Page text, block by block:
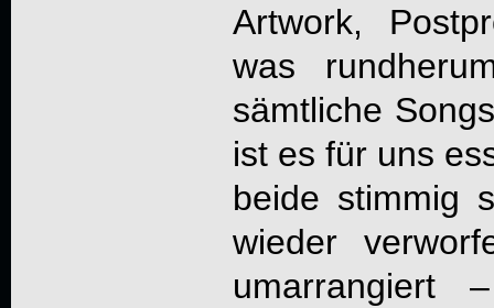
Artwork,
was
sämtliche
ist es für uns
beide stimmig
wieder